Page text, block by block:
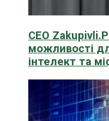
CEO
можливості
інтелект та